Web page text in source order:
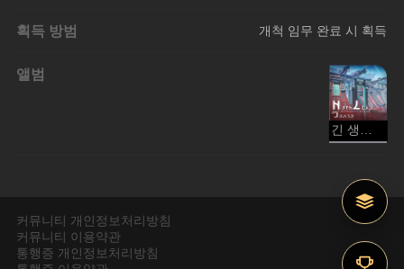
획득 방범 개척 임무 완료 시 획득
앨범
긴 생의 짧은 꿈
커뮤니티 개인정보처리방침
커뮤니티 이용약관
통행증 개인정보처리방침